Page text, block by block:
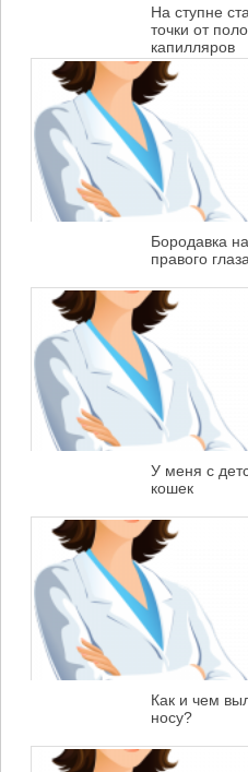
На ступне
точки от
капилляров
Бородавка
правого глаза
У меня с
кошек
Как и чем
носу?